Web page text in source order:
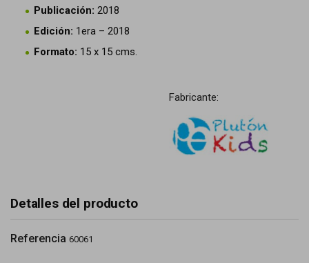
Publicación: 2018
Edición: 1era – 2018
Formato: 15 x 15 cms.
Fabricante:
Detalles del producto
Referencia 60061